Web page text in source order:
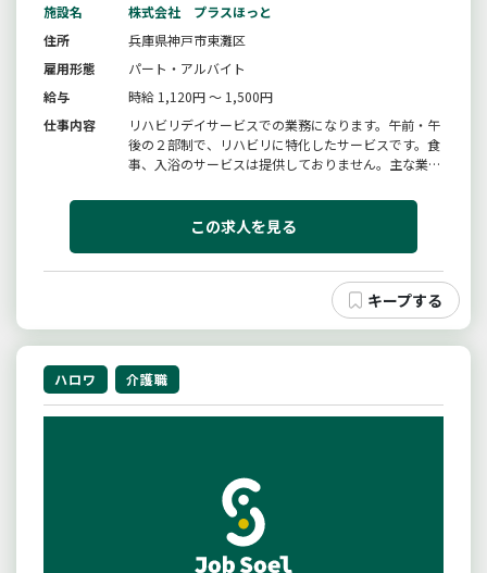
施設名
株式会社 プラスほっと
住所
兵庫県神戸市東灘区
雇用形態
パート・アルバイト
給与
時給 1,120円 ～ 1,500円
仕事内容
リハビリデイサービスでの業務になります。午前・午
後の２部制で、リハビリに特化したサービスです。食
事、入浴のサービスは提供しておりません。主な業務
者さんの送迎業務おやつ等のティータイムは業務を
行っていただきます。【変更範囲：変更無し】
この求人を見る
ハロワ 介護職